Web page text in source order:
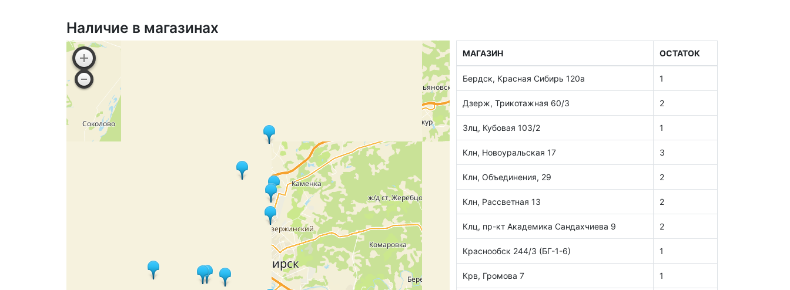
Наличие в магазинах
МАГАЗИН ОСТАТОК
Бердск, Красная Сибирь 120а 1
Дзерж, Трикотажная 60/3 2
Злц, Кубовая 103/2 1
Клн, Новоуральская 17 3
Клн, Объединения, 29 2
Клн, Рассветная 13 2
Клц, пр-кт Академика Сандахчиева 9 2
Краснообск 244/3 (БГ-1-6) 1
Крв, Громова 7 1